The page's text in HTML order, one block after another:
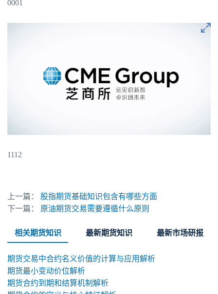
0001
1112
上一篇：
股指期货基础知识包含有哪些方面
下一篇：
原油期货交易需要遵循什么原则
相关期货知识 最新期货知识 最新市场研报
期货交易中合约名义价值的计算与应用解析
期货最小变动价位解析
期货合约到期和结算机制解析